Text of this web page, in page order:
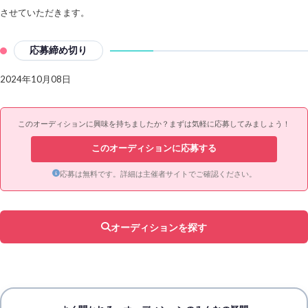
させていただきます。
応募締め切り
2024年10月08日
このオーディションに興味を持ちましたか？まずは気軽に応募してみましょう！
このオーディションに応募する
応募は無料です。詳細は主催者サイトでご確認ください。
オーディションを探す